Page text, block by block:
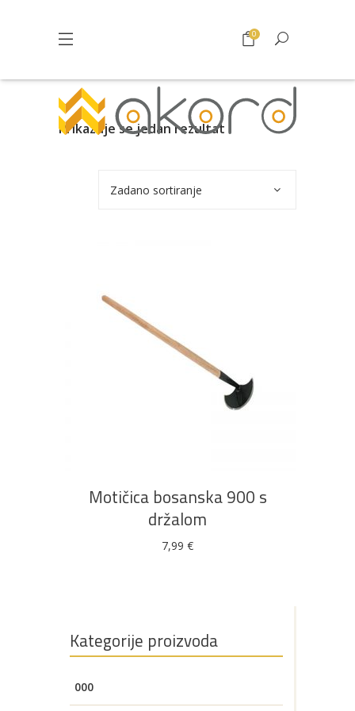
Pogledajte što je novo
Bijela
tehnika
namještaj
0
Prikazuje se jedan rezultat
Zadano sortiranje
Motičica bosanska 900 s
držalom
7,99 €
Kategorije proizvoda
000